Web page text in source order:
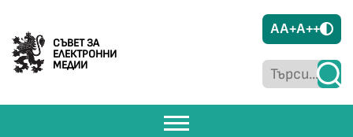
СЪВЕТ ЗА
ЕЛЕКТРОННИ
МЕДИИ
AA+A++